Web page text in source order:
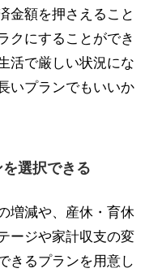
金額を押さえること
クにすることができ
活で厳しい状況にな
いプランでもいいか
選択できる
増減や、産休・育休
ージや家計収支の変
きるプランを用意し